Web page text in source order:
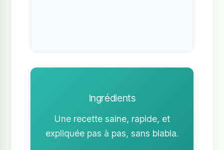
Ingrédients
Une recette saine, rapide, et
expliquée pas à pas, sans blabla.